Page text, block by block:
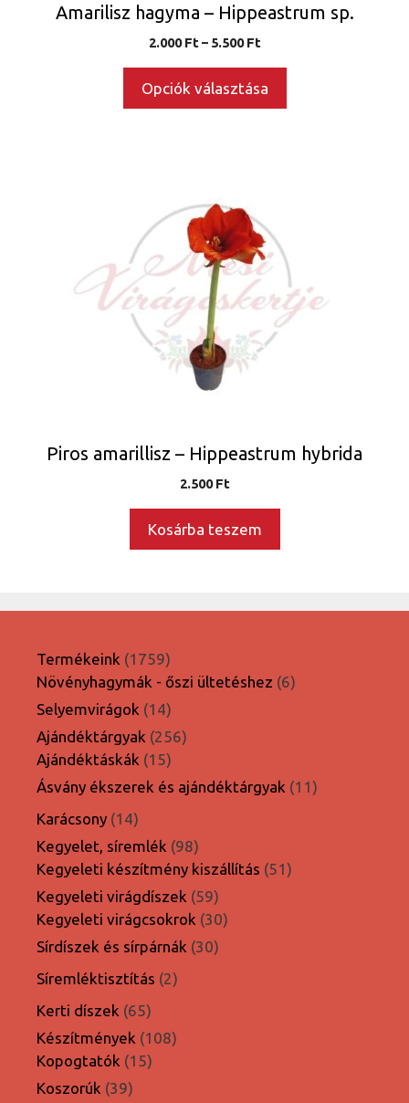
Amarilisz hagyma – Hippeastrum sp.
2.000Ft – 5.500FtÁrtartomány:
5.500 Ft
Opciók választása
Piros amarillisz – Hippeastrum hybrida
2.500Ft
Kosárba teszem
Termékeink 17591759
termék
Növényhagymák - őszi ültetéshez 66
Selyemvirágok 1414
termék
Ajándéktárgyak 256256
Ajándéktáskák 1515
termék
Ásvány ékszerek és ajándéktárgyak 1111
Karácsony 1414
termék
Kegyelet, síremlék 9898
termék
Kegyeleti készítmény kiszállítás 5151
Kegyeleti virágdíszek 5959
termék
Kegyeleti virágcsokrok 3030
Sírdíszek és sírpárnák 3030
Síremléktisztítás 22
Kerti díszek 6565
termék
Készítmények 108108
Kopogtatók 1515
Koszorúk 3939